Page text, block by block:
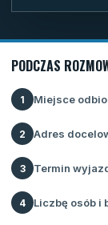
PODCZAS
1 Miejsce
2 Adres
3 Termin
4 Liczbę osób i